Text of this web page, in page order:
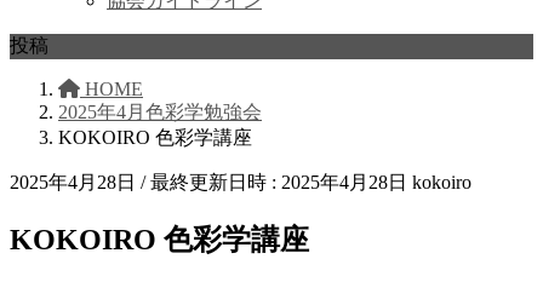
投稿
HOME
2025年4月色彩学勉強会
KOKOIRO 色彩学講座
2025年4月28日 / 最終更新日時 : 2025年4月28日 kokoiro
KOKOIRO 色彩学講座